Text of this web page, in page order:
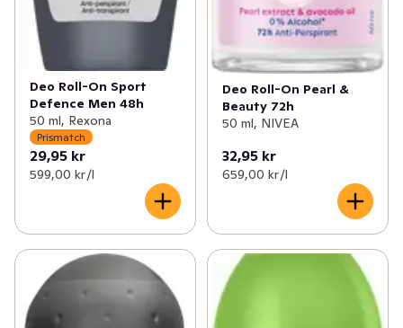
Deo Roll-On Sport
Defence Men 48h
50 ml, Rexona
Prismatch
29,95 kr
599,00 kr /l
Deo Roll-On Pearl &
Beauty 72h
50 ml, NIVEA
32,95 kr
659,00 kr /l